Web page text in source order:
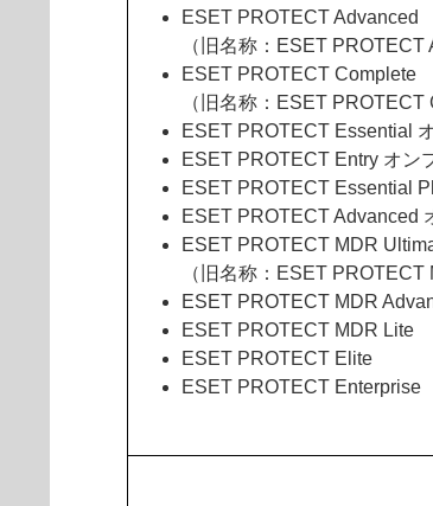
ESET PROTECT Advanced
（旧名称：ESET PROTECT
ESET PROTECT Complete
（旧名称：ESET PROTECT
ESET PROTECT Essential
ESET PROTECT Entry オン
ESET PROTECT Essential
ESET PROTECT Advanced
ESET PROTECT MDR
（旧名称：ESET PROTECT
ESET PROTECT MDR
ESET PROTECT MDR Lite
ESET PROTECT Elite
ESET PROTECT Enterprise